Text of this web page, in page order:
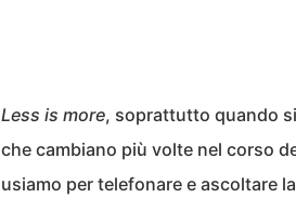
Less is more, soprattutto quando
che cambiano più volte nel corso
usiamo per telefonare e ascoltare